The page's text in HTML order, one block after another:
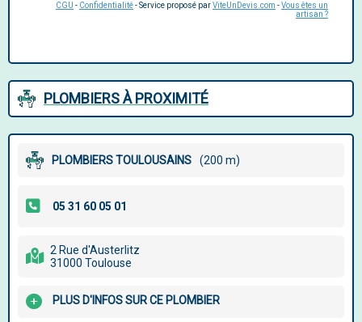
CGU - Confidentialité- Service proposé parViteUnDevis.com -Vous êtes un
artisan ?
PLOMBIERS À PROXIMITÉ
PLOMBIERS TOULOUSAINS (200 m)
2 Rue d'Austerlitz
31000 Toulouse
PLUS D'INFOS SUR CE PLOMBIER